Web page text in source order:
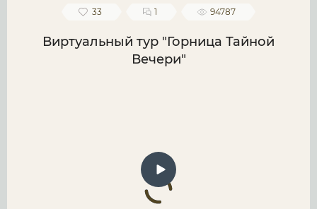
33 1 94787
Виртуальный тур "Горница Тайной
Вечери"